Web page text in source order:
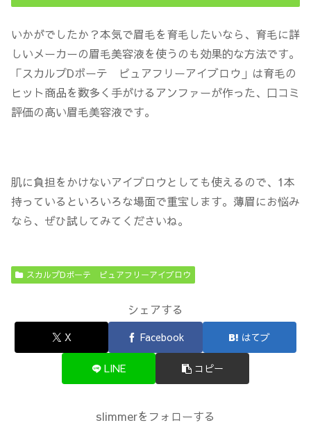
いかがでしたか？本気で眉毛を育毛したいなら、育毛に詳
しいメーカーの眉毛美容液を使うのも効果的な方法です。
「スカルプDボーテ ピュアフリーアイブロウ」は育毛の
ヒット商品を数多く手がけるアンファーが作った、口コミ
評価の高い眉毛美容液です。
肌に負担をかけないアイブロウとしても使えるので、1本
持っているといろいろな場面で重宝します。薄眉にお悩み
なら、ぜひ試してみてくださいね。
スカルプDボーテ ピュアフリーアイブロウ
シェアする
X Facebook はてブ
LINE コピー
slimmerをフォローする